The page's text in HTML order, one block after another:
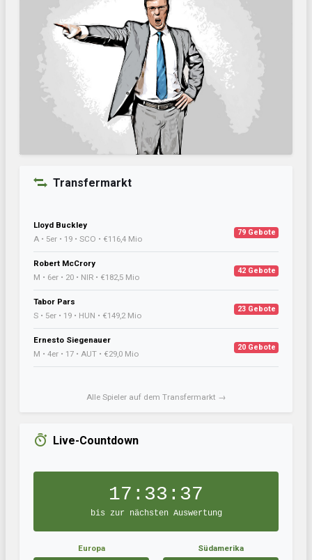
Transfermarkt
Lloyd Buckley
A • 5er • 19 • SCO • €116,4 Mio
79 Gebote
Robert McCrory
M • 6er • 20 • NIR • €182,5 Mio
42 Gebote
Tabor Pars
S • 5er • 19 • HUN • €149,2 Mio
23 Gebote
Ernesto Siegenauer
M • 4er • 17 • AUT • €29,0 Mio
20 Gebote
Alle Spieler auf dem Transfermarkt →
Live-Countdown
17:33:37
bis zur nächsten Auswertung
Europa
Südamerika